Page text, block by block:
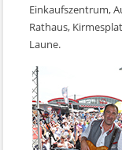
Einkaufszentrum,
Rathaus,
Laune.